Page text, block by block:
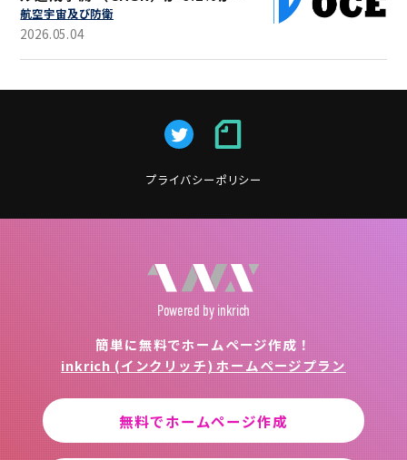
す軍事・狩猟用途拡大
航空宇宙及び防衛
2026.05.04
プライバシーポリシー
Powered by inkrich
簡単に無料でホームページ作成！
inkrich (インクリッチ) ホームページプラン
無料でホームページ作成